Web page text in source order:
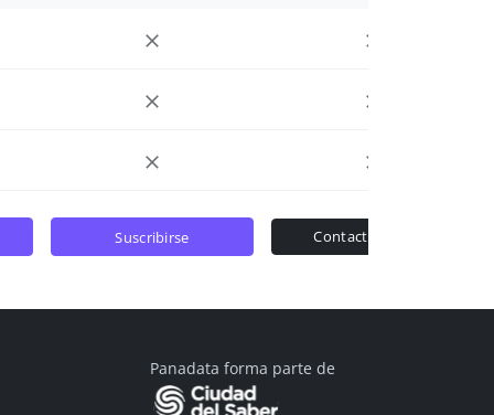
suscribirse contactar ventas
Panadata forma parte de